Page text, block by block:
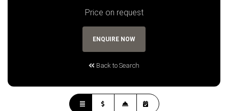
Price on request
Back to Search
ENQUIRE NOW